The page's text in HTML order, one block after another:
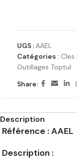
UGS :AAEL
Catégories : Cles
Outillages Toptul
Share:
Description
Référence : AAEL
Description :